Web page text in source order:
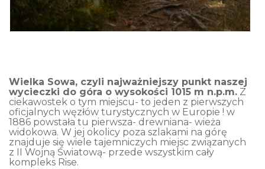
Wielka Sowa, czyli najważniejszy punkt naszej
wycieczki do góra o wysokości 1015 m n.p.m. Z
ciekawostek o tym miejscu- to jeden z pierwszych
oficjalnych węzłów turystycznych w Europie ! w
1886 powstała tu pierwsza- drewniana- wieża
widokowa. W jej okolicy poza szlakami na górę
znajduje się wiele tajemniczych miejsc związanych
z II Wojną Światową- przede wszystkim cały
kompleks Rise.